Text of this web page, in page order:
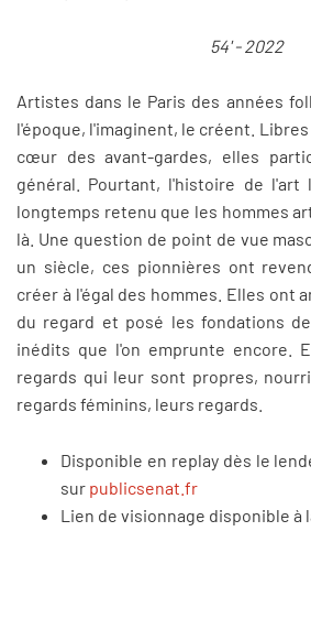
54' - 2022
Artistes dans le Paris des années
l'époque, l'imaginent, le créent.
cœur des avant-gardes, elles
général. Pourtant, l'histoire de l'art
longtemps retenu que les hommes
là. Une question de point de vue
un siècle, ces pionnières ont
créer à l'égal des hommes. Elles ont
du regard et posé les fondations
inédits que l'on emprunte encore.
regards qui leur sont propres,
regards féminins, leurs regards.
Disponible en replay dès le
sur publicsenat.fr
Lien de visionnage disponible à